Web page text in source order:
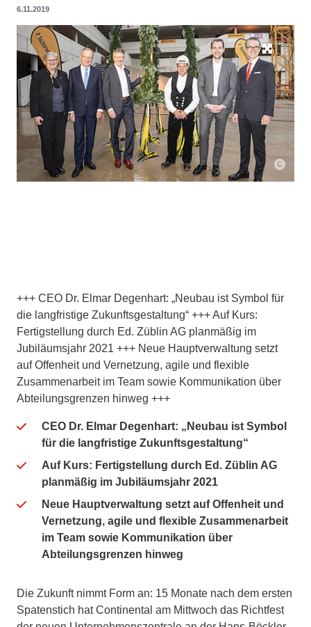
6.11.2019
+++ CEO Dr. Elmar Degenhart: „Neubau ist Symbol für
die langfristige Zukunftsgestaltung“ +++ Auf Kurs:
Fertigstellung durch Ed. Züblin AG planmäßig im
Jubiläumsjahr 2021 +++ Neue Hauptverwaltung setzt
auf Offenheit und Vernetzung, agile und flexible
Zusammenarbeit im Team sowie Kommunikation über
Abteilungsgrenzen hinweg +++
CEO Dr. Elmar Degenhart: „Neubau ist Symbol
für die langfristige Zukunftsgestaltung“
Auf Kurs: Fertigstellung durch Ed. Züblin AG
planmäßig im Jubiläumsjahr 2021
Neue Hauptverwaltung setzt auf Offenheit und
Vernetzung, agile und flexible Zusammenarbeit
im Team sowie Kommunikation über
Abteilungsgrenzen hinweg
Die Zukunft nimmt Form an: 15 Monate nach dem ersten
Spatenstich hat Continental am Mittwoch das Richtfest